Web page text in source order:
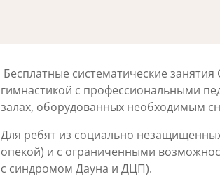
Бесплатные систематические
гимнастикой с профессиональными
залах, оборудованных необходимым
Для ребят из социально
опекой) и с ограниченными
с синдромом Дауна и ДЦП).